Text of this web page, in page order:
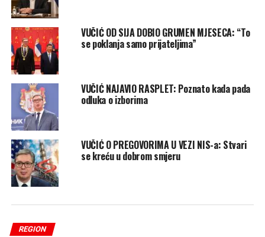
VUČIĆ OD SIJA DOBIO GRUMEN MJESECA: “To
se poklanja samo prijateljima”
VUČIĆ NAJAVIO RASPLET: Poznato kada pada
odluka o izborima
VUČIĆ O PREGOVORIMA U VEZI NIS-a: Stvari
se kreću u dobrom smjeru
REGION